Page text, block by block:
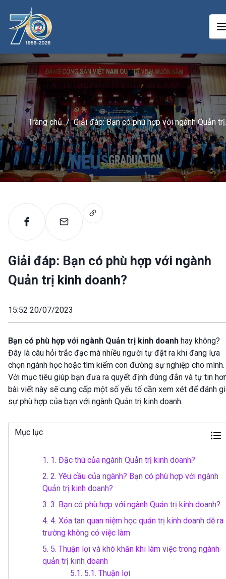
Trang chủ / Giải đáp: Bạn có phù hợp với ngành Quản trị
kinh doanh?
Giải đáp: Bạn có phù hợp với ngành
Quản trị kinh doanh?
15:52 20/07/2023
Bạn có phù hợp với ngành Quản trị kinh doanh hay không?
Đây là câu hỏi trắc đạc mà nhiều người tự đặt ra khi đang lựa
chọn ngành học hoặc tìm kiếm con đường sự nghiệp cho mình.
Với mục tiêu giúp bạn đưa ra quyết định đúng đắn và tự tin
bài viết này sẽ cung cấp một số yếu tố cần xem xét để đánh
sự phù hợp của bạn với ngành Quản trị kinh doanh.
Mục lục
1. 1. Đặc thù của ngành Quản trị kinh doanh?
2. 2. Yêu cầu của ngành? Bạn có phù hợp với ngành
Quản trị kinh doanh?
3. 3. Bạn có phù hợp với ngành Quản trị kinh doanh?
4. 4. Xóa tan quan niệm học quản trị kinh doanh dễ ra
trường không có việc làm
5. 5. Thuận lợi và khó khăn khi làm việc trong ngành
quản trị kinh doanh
5.1. 5.1. Thuận lợi